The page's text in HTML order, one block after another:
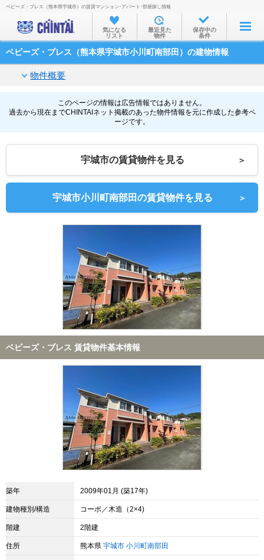
お部屋を探す
沿線・駅から
通勤通学時間から
物件特集から
不動産会社から
TOP
ベビーズ・ブレス（熊本県宇城市）の賃貸マンション･アパート･部屋探し情報
気になる
リスト
最近見た
物件
保存中の
条件
ベビーズ・ブレス（熊本県宇城市小川町南部田）の建物情報
物件概要
このページの情報は広告情報ではありません。
過去から現在までCHINTAIネット掲載のあった物件情報を元に作成した参考ペ
ージです。
宇城市の賃貸物件を見る ＞
宇城市小川町南部田の賃貸物件を見る ＞
ベビーズ・ブレス 賃貸物件基本情報
築年 2009年01月 (築17年)
建物種別/構造 コーポ／木造（2×4)
階建 2階建
住所 熊本県 宇城市 小川町南部田